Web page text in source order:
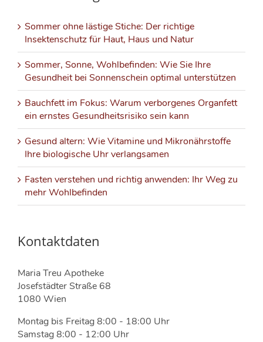
Sommer ohne lästige Stiche: Der richtige
Insektenschutz für Haut, Haus und Natur
Sommer, Sonne, Wohlbefinden: Wie Sie Ihre
Gesundheit bei Sonnenschein optimal unterstützen
Bauchfett im Fokus: Warum verborgenes Organfett
ein ernstes Gesundheitsrisiko sein kann
Gesund altern: Wie Vitamine und Mikronährstoffe
Ihre biologische Uhr verlangsamen
Fasten verstehen und richtig anwenden: Ihr Weg zu
mehr Wohlbefinden
Kontaktdaten
Maria Treu Apotheke
Josefstädter Straße 68
1080 Wien
Montag bis Freitag 8:00 - 18:00 Uhr
Samstag 8:00 - 12:00 Uhr